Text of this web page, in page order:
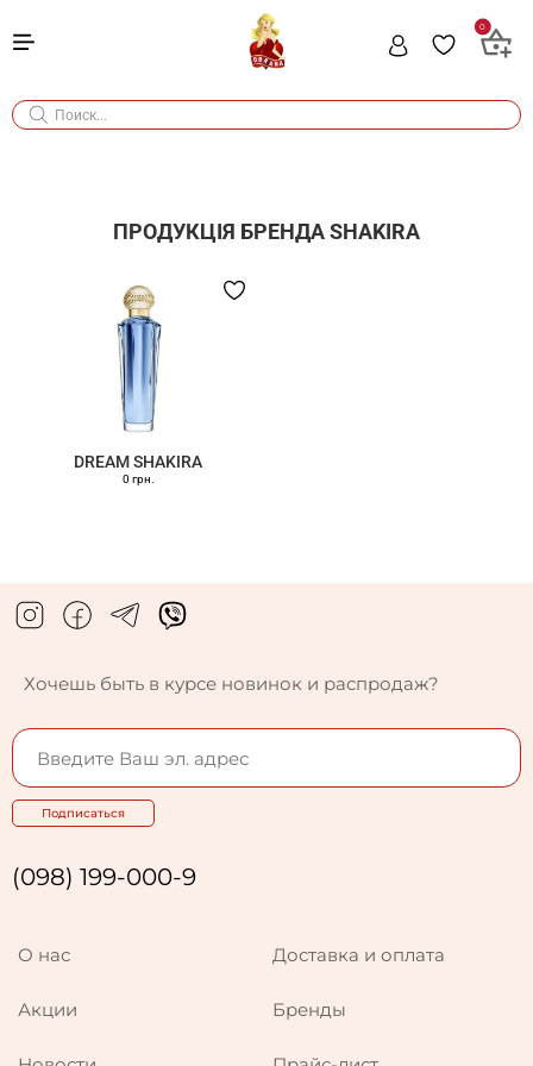
0
ПРОДУКЦІЯ БРЕНДАSHAKIRA
DREAM SHAKIRA
0 грн.
Хочешь быть в курсе новинок и распродаж?
Подписаться
(098) 199-000-9
О нас Доставка и оплата
Акции Бренды